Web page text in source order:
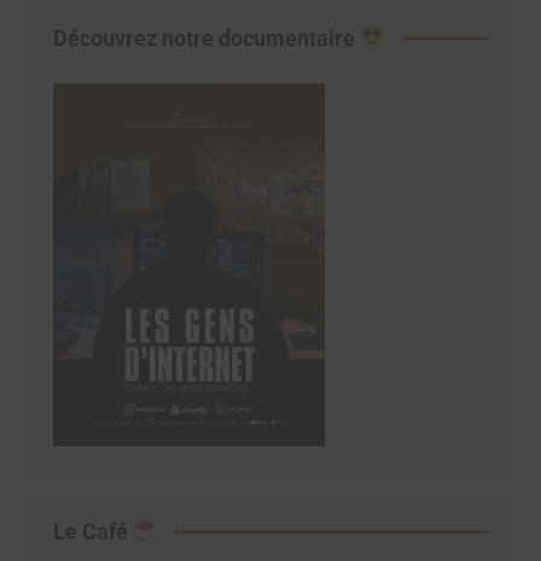
Découvrez notre documentaire
Le Café